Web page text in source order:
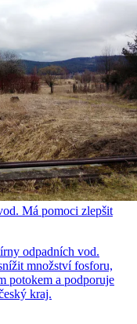
Má pomoci zlepšit
odpadních vod.
množství fosforu,
potokem a podporuje
kraj.